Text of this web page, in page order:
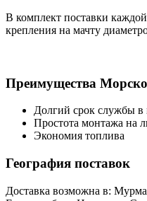
В комплект поставки
крепления на мачту
Преимущества
Долгий срок службы в
Простота монтажа на
Экономия топлива
География поставок
Доставка возможна в: